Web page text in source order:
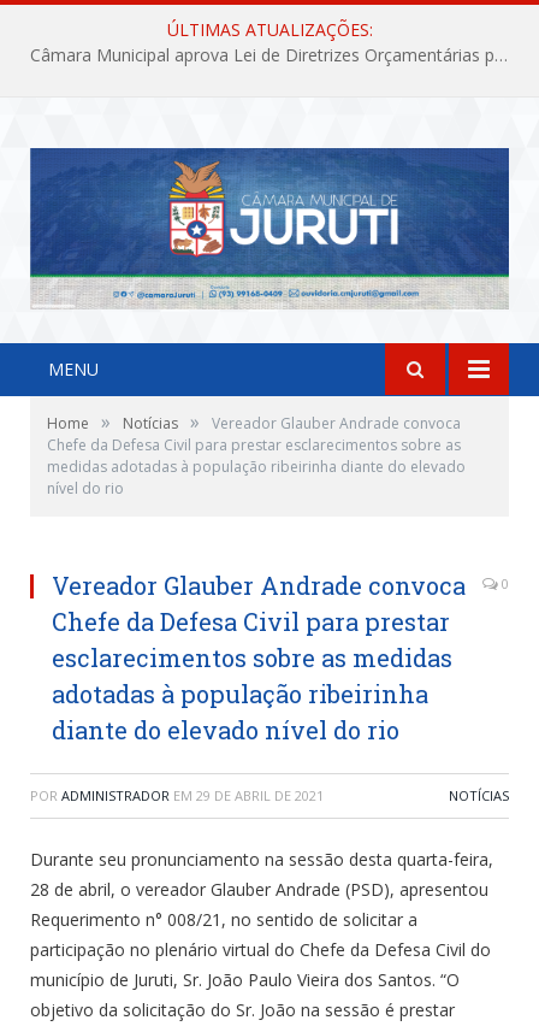
ÚLTIMAS ATUALIZAÇÕES:
Câmara Municipal aprova Lei de Diretrizes Orçamentárias para o exercício financeiro de 2027
MENU
Home » Notícias »
Vereador Glauber Andrade convoca
Chefe da Defesa Civil para prestar esclarecimentos sobre as
medidas adotadas à população ribeirinha diante do elevado
nível do rio
Vereador Glauber Andrade convoca
Chefe da Defesa Civil para prestar
esclarecimentos sobre as medidas
adotadas à população ribeirinha
diante do elevado nível do rio
0
POR ADMINISTRADOR EM 29 DE ABRIL DE 2021 NOTÍCIAS
Durante seu pronunciamento na sessão desta quarta-feira,
28 de abril, o vereador Glauber Andrade (PSD), apresentou
Requerimento n° 008/21, no sentido de solicitar a
participação no plenário virtual do Chefe da Defesa Civil do
município de Juruti, Sr. João Paulo Vieira dos Santos. “O
objetivo da solicitação do Sr. João na sessão é prestar